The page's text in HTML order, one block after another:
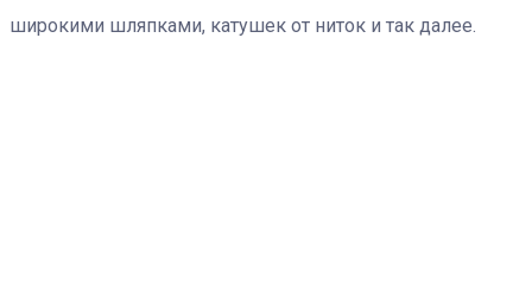
широкими шляпками, катушек от ниток и так далее.